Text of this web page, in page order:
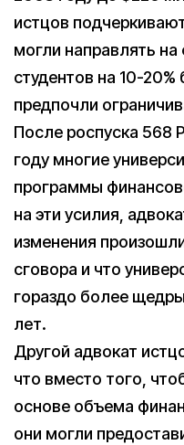
истцов
могли направлять
студентов на 10-
предпочли
После роспуска 568
году многие
программы
на эти усилия,
изменения
сговора и что
гораздо более
лет.
Другой адвокат
что вместо того,
основе объема
они могли